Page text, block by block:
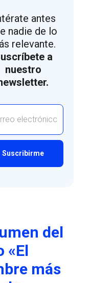
antes
nadie de lo
relevante.
a
nuestro
del
«El
más